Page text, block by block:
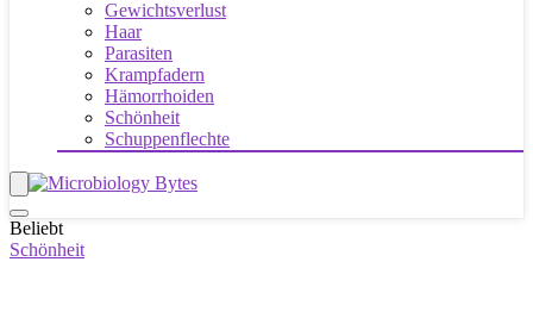
Gewichtsverlust
Haar
Parasiten
Krampfadern
Hämorrhoiden
Schönheit
Schuppenflechte
Beliebt
Schönheit